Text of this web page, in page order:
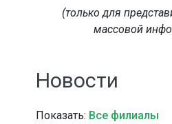
(только для
массовой
Новости
Показать: Все филиалы